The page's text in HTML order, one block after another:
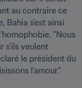
au contraire ce
, Bahia s'est ainsi
"Nous
s'ils veulent
le président du
l'amour."